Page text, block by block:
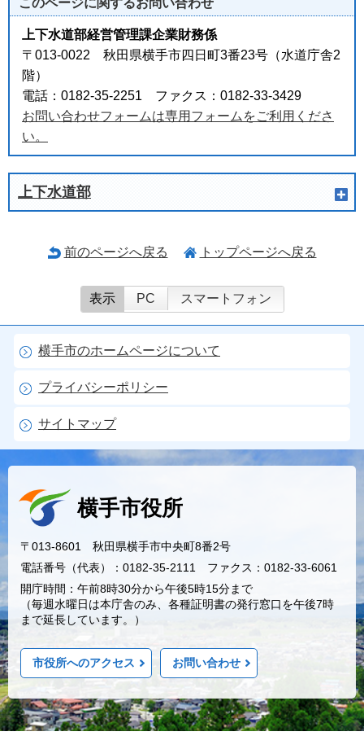
このページに関するお問い合わせ
上下水道部経営管理課企業財務係
〒013-0022 秋田県横手市四日町3番23号（水道庁舎2
階）
電話：0182-35-2251 ファクス：0182-33-3429
お問い合わせフォームは専用フォームをご利用くださ
い。
上下水道部
前のページへ戻る トップページへ戻る
表示 PC スマートフォン
横手市のホームページについて
プライバシーポリシー
サイトマップ
横手市役所
〒013-8601 秋田県横手市中央町8番2号
電話番号（代表）：0182-35-2111 ファクス：0182-33-6061
開庁時間：午前8時30分から午後5時15分まで
（毎週水曜日は本庁舎のみ、各種証明書の発行窓口を午後7時
まで延長しています。）
市役所へのアクセス お問い合わせ